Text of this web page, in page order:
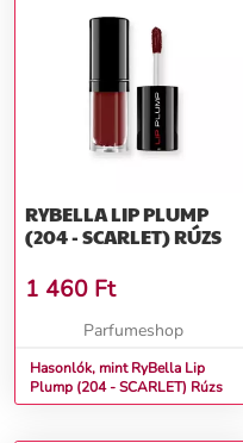
RYBELLA LIP PLUMP
(204 - SCARLET) RÚZS
1 460 Ft
Parfumeshop
Hasonlók, mint RyBella Lip
Plump (204 - SCARLET) Rúzs